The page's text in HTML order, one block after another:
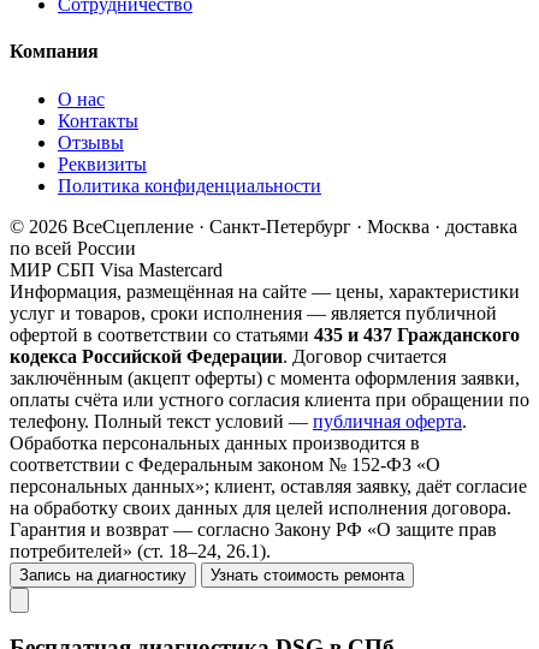
Сотрудничество
Компания
О нас
Контакты
Отзывы
Реквизиты
Политика конфиденциальности
© 2026 ВсеСцепление · Санкт-Петербург · Москва · доставка
по всей России
МИР СБП Visa Mastercard
Информация, размещённая на сайте — цены, характеристики
услуг и товаров, сроки исполнения — является публичной
офертой в соответствии со статьями 435 и 437 Гражданского
кодекса Российской Федерации. Договор считается
заключённым (акцепт оферты) с момента оформления заявки,
оплаты счёта или устного согласия клиента при обращении по
телефону. Полный текст условий — публичная оферта.
Обработка персональных данных производится в
соответствии с Федеральным законом № 152-ФЗ «О
персональных данных»; клиент, оставляя заявку, даёт согласие
на обработку своих данных для целей исполнения договора.
Гарантия и возврат — согласно Закону РФ «О защите прав
потребителей» (ст. 18–24, 26.1).
Запись на диагностику Узнать стоимость ремонта